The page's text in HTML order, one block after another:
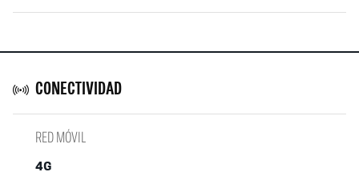
CONECTIVIDAD
RED MÓVIL
4G